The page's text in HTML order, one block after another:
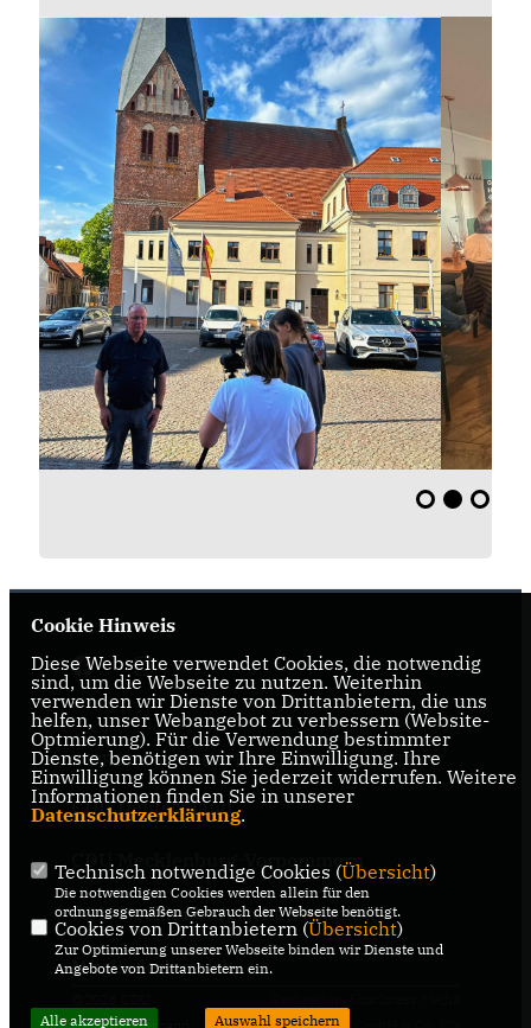
IMPRESSUM DATENSCHUTZ KONTAKT
CDU Deutschland
CDU Mecklenburg-Vorpommern
CDU Mecklenburgische Seenplatte
Mitgliederbereich
Cookie Hinweis
Diese Webseite verwendet Cookies, die notwendig
sind, um die Webseite zu nutzen. Weiterhin
verwenden wir Dienste von Drittanbietern, die uns
helfen, unser Webangebot zu verbessern (Website-
Optmierung). Für die Verwendung bestimmter
Dienste, benötigen wir Ihre Einwilligung. Ihre
Einwilligung können Sie jederzeit widerrufen. Weitere
Informationen finden Sie in unserer
Datenschutzerklärung.
Technisch notwendige Cookies (Übersicht)
Die notwendigen Cookies werden allein für den
ordnungsgemäßen Gebrauch der Webseite benötigt.
Cookies von Drittanbietern (Übersicht)
Zur Optimierung unserer Webseite binden wir Dienste und
Angebote von Drittanbietern ein.
Alle akzeptieren Auswahl speichern